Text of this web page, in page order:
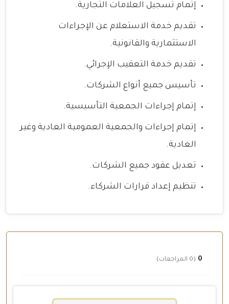
إتمام تسجيل العلامات التجارية.
تقديم خدمة الاستعلام عن الإجراءات
الاستثمارية والقانونية.
تقديم خدمة التعقيب الإجرائي.
تأسيس جميع أنواع الشركات.
إتمام إجراءات الجمعية التأسيسية.
إتمام إجراءات والجمعية العمومية العادية وغير
العادية.
تعديل عقود جميع الشركات.
تنظيم إعداد قرارات الشركاء.
0 (0 المراجعات)